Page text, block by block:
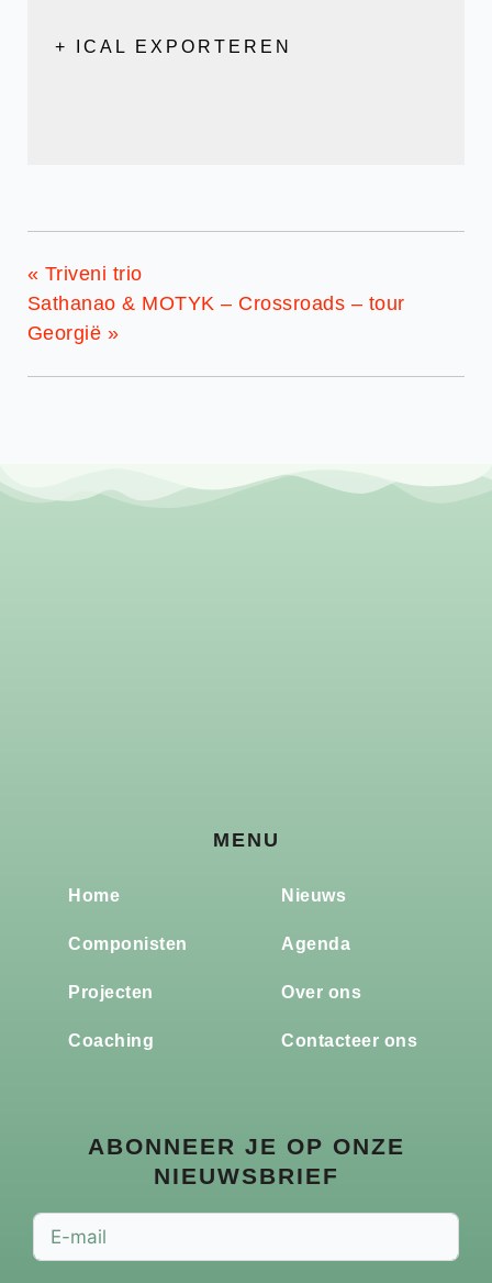
+ ICAL EXPORTEREN
« Triveni trio
Sathanao & MOTYK – Crossroads – tour
Georgië »
MENU
Home
Componisten
Projecten
Coaching
Nieuws
Agenda
Over ons
Contacteer ons
ABONNEER JE OP ONZE
NIEUWSBRIEF